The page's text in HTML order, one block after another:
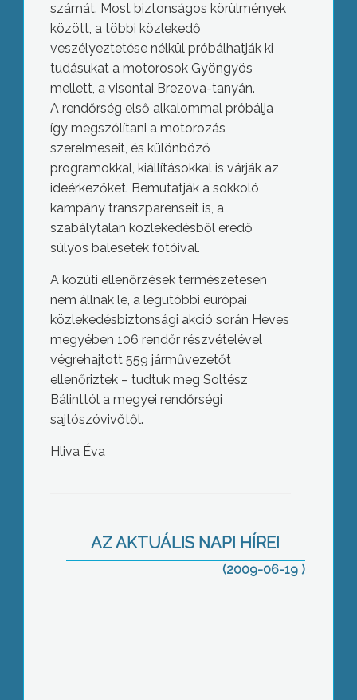
számát. Most biztonságos körülmények
között, a többi közlekedő
veszélyeztetése nélkül próbálhatják ki
tudásukat a motorosok Gyöngyös
mellett, a visontai Brezova-tanyán.
A rendőrség első alkalommal próbálja
így megszólítani a motorozás
szerelmeseit, és különböző
programokkal, kiállításokkal is várják az
ideérkezőket. Bemutatják a sokkoló
kampány transzparenseit is, a
szabálytalan közlekedésből eredő
súlyos balesetek fotóival.
A közúti ellenőrzések természetesen
nem állnak le, a legutóbbi európai
közlekedésbiztonsági akció során Heves
megyében 106 rendőr részvételével
végrehajtott 559 járművezetőt
ellenőriztek – tudtuk meg Soltész
Bálinttól a megyei rendőrségi
sajtószóvivőtől.
Hliva Éva
AZ AKTUÁLIS NAPI HÍREI
(2009-06-19 )